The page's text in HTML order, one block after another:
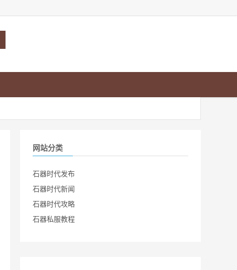
网站分类
石器时代发布
石器时代新闻
石器时代攻略
石器私服教程